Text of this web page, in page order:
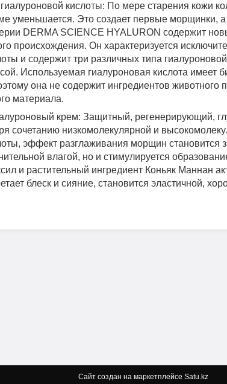
кислоты: По мере старения кожи
уменьшается. Это создает первые морщинки,
DERMA SCIENCE HYALURON содержит
происхождения. Он характеризуется
и содержит три различных типа
Используемая гиалуроновая кислота имеет
она не содержит ингредиентов животного
материала.
крем: Защитный, регенерирующий,
сочетанию низкомолекулярной и
эффект разглаживания морщин становится
влагой, но и стимулируется
и растительный ингредиент Коньяк Маннан
блеск и сияние, становится эластичной,
Сайт создан на маркетплейсе Satu.kz